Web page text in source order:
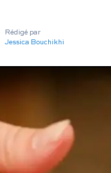
Rédigé par
Jessica Bouchikhi